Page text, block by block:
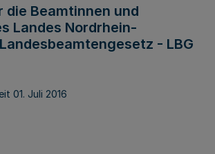
die Beamtinnen und
Landes Nordrhein-
- LBG
01. Juli 2016